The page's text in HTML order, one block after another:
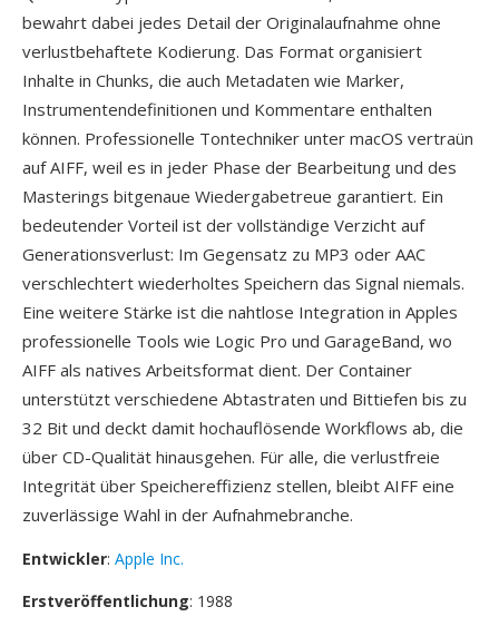
bewahrt dabei jedes Detail der Originalaufnahme ohne
verlustbehaftete Kodierung. Das Format organisiert
Inhalte in Chunks, die auch Metadaten wie Marker,
Instrumentendefinitionen und Kommentare enthalten
können. Professionelle Tontechniker unter macOS vertraün
auf AIFF, weil es in jeder Phase der Bearbeitung und des
Masterings bitgenaue Wiedergabetreue garantiert. Ein
bedeutender Vorteil ist der vollständige Verzicht auf
Generationsverlust: Im Gegensatz zu MP3 oder AAC
verschlechtert wiederholtes Speichern das Signal niemals.
Eine weitere Stärke ist die nahtlose Integration in Apples
professionelle Tools wie Logic Pro und GarageBand, wo
AIFF als natives Arbeitsformat dient. Der Container
unterstützt verschiedene Abtastraten und Bittiefen bis zu
32 Bit und deckt damit hochauflösende Workflows ab, die
über CD-Qualität hinausgehen. Für alle, die verlustfreie
Integrität über Speichereffizienz stellen, bleibt AIFF eine
zuverlässige Wahl in der Aufnahmebranche.
Entwickler: Apple Inc.
Erstveröffentlichung: 1988